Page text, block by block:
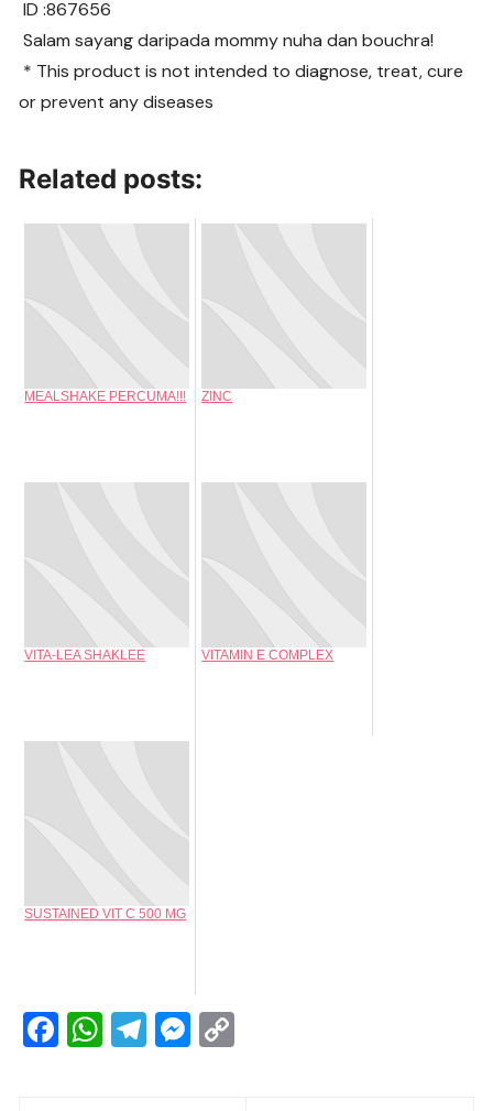
ID :867656
Salam sayang daripada mommy nuha dan bouchra!
* This product is not intended to diagnose, treat, cure
or prevent any diseases
Related posts:
MEALSHAKE PERCUMA!!! ZINC
VITA-LEA SHAKLEE VITAMIN E COMPLEX
SUSTAINED VIT C 500 MG
F W T M